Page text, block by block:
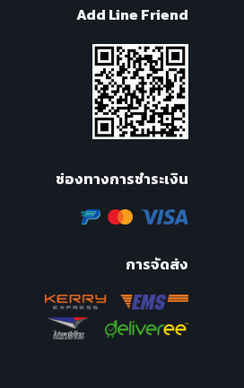
Add Line Friend
ช่องทางการชำระเงิน
การจัดส่ง